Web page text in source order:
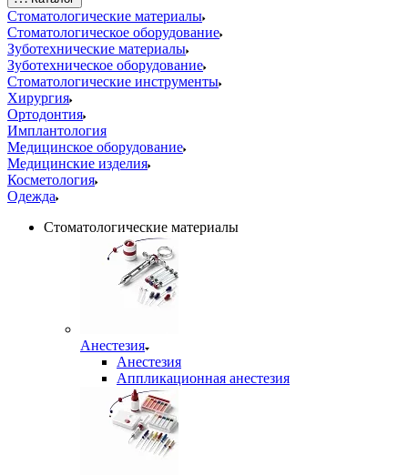
Стоматологические материалы
Стоматологическое оборудование
Зуботехнические материалы
Зуботехническое оборудование
Стоматологические инструменты
Хирургия
Ортодонтия
Имплантология
Медицинское оборудование
Медицинские изделия
Косметология
Одежда
Стоматологические материалы
Анестезия
Анестезия
Аппликационная анестезия